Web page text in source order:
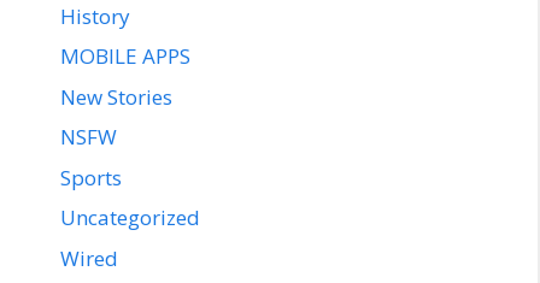
History
MOBILE APPS
New Stories
NSFW
Sports
Uncategorized
Wired